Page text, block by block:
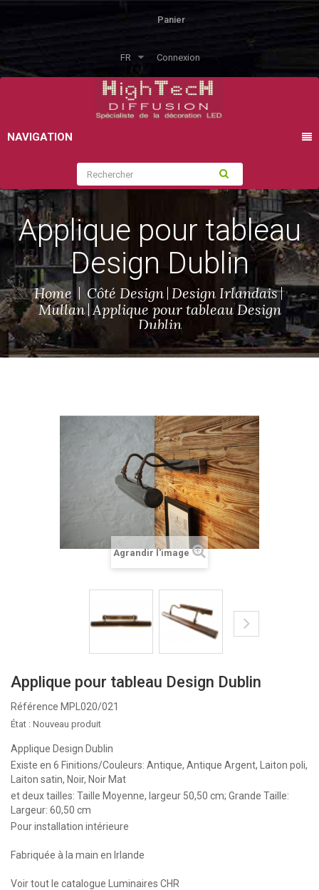
Panier
FR Connexion
NAVIGATION
Applique pour tableau
Design Dublin
Home Côté Design Design Irlandais
Mullan Applique pour tableau Design
Dublin
Agrandir l'image
Applique pour tableau Design Dublin
Référence MPL020/021
État : Nouveau produit
Applique Design Dublin
Existe en 6 Finitions/Couleurs: Antique, Antique Argent, Laiton poli,
Laiton satin, Noir, Noir Mat
et deux tailles: Taille Moyenne, largeur 50,50 cm; Grande Taille:
Largeur: 60,50 cm
Pour installation intérieure
Fabriquée à la main en Irlande
Voir tout le catalogue Luminaires CHR